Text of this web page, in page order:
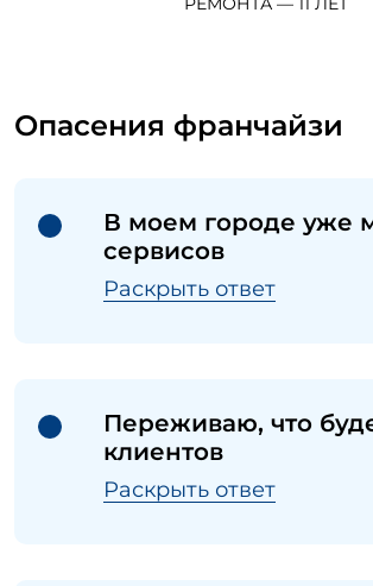
Опасения франчайзи
В моем городе уже
сервисов
Раскрыть ответ
Переживаю, что
клиентов
Раскрыть ответ